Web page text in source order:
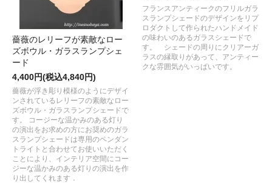
薔薇のレリーフが素敵なロー
ズボウル・ガラスランプシェ
ード
4,400円(税込4,840円)
薔薇が浮き彫り模様のようにデザイ
ンされているレリーフの素敵なロー
ズボウル・ガラスランプシェードで
す。 コージーな温かみのある灯り
の演出をお求めの方にお奨めのガラ
スランプシェードは専用のペンダン
トライトと合わせてお使いいただく
ことにより、インテリア空間にコー
ジーな温かみのある灯りの演出を作
り出してくれます．
フランスアンティークのフリルガラ
スランプシェードのデザインをリプ
ロダクトして作られたハンドメイド
の味わいのあるガラスシェードで
す。 シェードの周りにクリアーガ
ラスの縁取りがあって、アンティー
クな雰囲気がいっぱいです。